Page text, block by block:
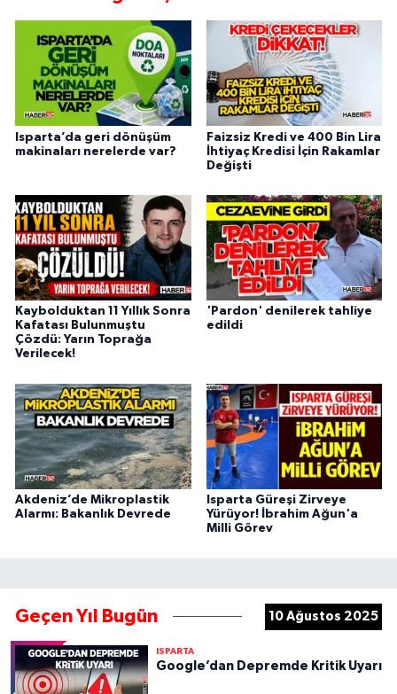
Isparta’da geri dönüşüm
makinaları nerelerde var?
Faizsiz Kredi ve 400 Bin Lira
İhtiyaç Kredisi İçin Rakamlar
Değişti
Kaybolduktan 11 Yıllık Sonra
Kafatası Bulunmuştu
Çözdü: Yarın Toprağa
Verilecek!
'Pardon' denilerek tahliye
edildi
Akdeniz’de Mikroplastik
Alarmı: Bakanlık Devrede
Isparta Güreşi Zirveye
Yürüyor! İbrahim Ağun'a
Milli Görev
Geçen Yıl Bugün 10 Ağustos 2025
ISPARTA
Google’dan Depremde Kritik Uyarı